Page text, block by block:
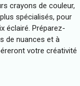
crayons de couleur,
spécialisés, pour
éclairé. Préparez-
de nuances et à
votre créativité